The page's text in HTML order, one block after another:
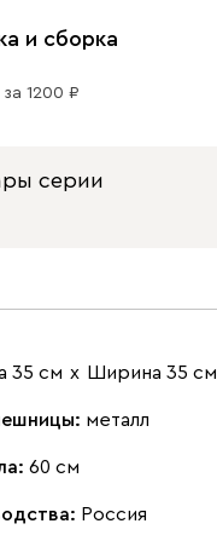
и сборка
за 1200
серии
35 см х Ширина 35 см
металл
60 см
Россия